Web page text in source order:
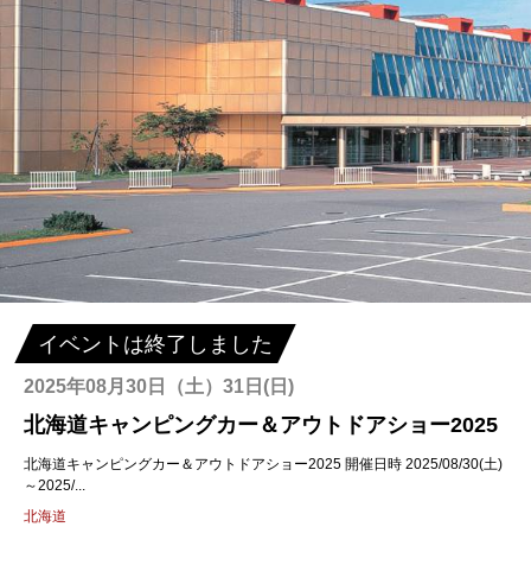
イベントは終了しました
2025年08月30日（土）31日(日)
北海道キャンピングカー＆アウトドアショー2025
北海道キャンピングカー＆アウトドアショー2025 開催日時 2025/08/30(土)
～2025/...
北海道